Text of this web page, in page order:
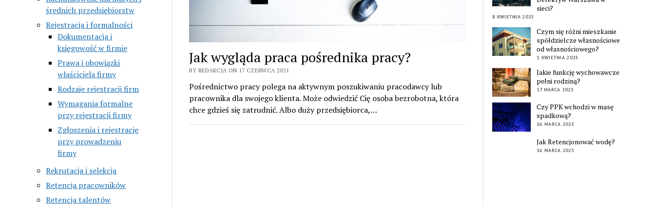
średnich przedsiębiorstw
Rejestracja i formalności
Dokumentacja i
księgowość w firmie
Prawa i obowiązki
właściciela firmy
Rodzaje rejestracji firm
Wymagania formalne
przy rejestracji firmy
Zgłoszenia i rejestracje
przy prowadzeniu
firmy
Rekrutacja i selekcja
Retencja pracowników
Retencja talentów
Jak wygląda praca pośrednika pracy?
BY REDAKCJA ON 17 CZERWCA 2021
Pośrednictwo pracy polega na aktywnym poszukiwaniu pracodawcy lub
pracownika dla swojego klienta. Może odwiedzić Cię osoba bezrobotna, która
chce gdzieś się zatrudnić. Albo duży przedsiębiorca,…
sieci?
8 KWIETNIA 2025
Czym się różni mieszkanie
spółdzielcze własnościowe
od własnościowego?
1 KWIETNIA 2025
Jakie funkcję wychowawcze
pełni rodziną?
17 MARCA 2025
Czy PPK wchodzi w masę
spadkową?
16 MARCA 2025
Jak Retencjonować wodę?
16 MARCA 2025